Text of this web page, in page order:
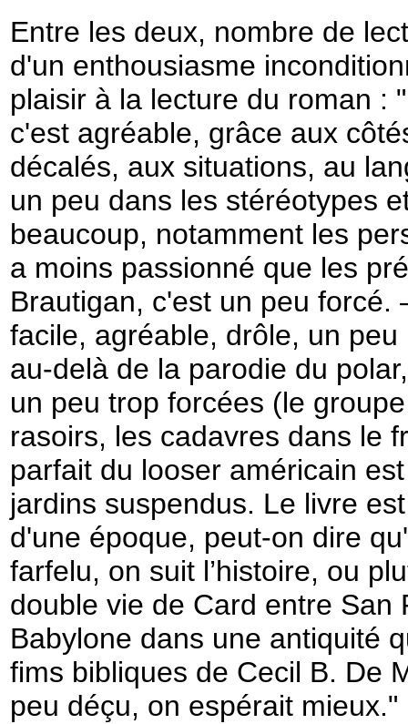
Entre les deux, nombre de
d'un enthousiasme
plaisir à la lecture du roman :
c'est agréable, grâce aux
décalés, aux situations, au
un peu dans les stéréotypes
beaucoup, notamment les
a moins passionné que les
Brautigan, c'est un peu forcé.
facile, agréable, drôle, un
au-delà de la parodie du
un peu trop forcées (le
rasoirs, les cadavres dans le
parfait du looser américain
jardins suspendus. Le livre
d'une époque, peut-on dire
farfelu, on suit l’histoire, ou
double vie de Card entre San
Babylone dans une antiquité
fims bibliques de Cecil B. De
peu déçu, on espérait mieux."